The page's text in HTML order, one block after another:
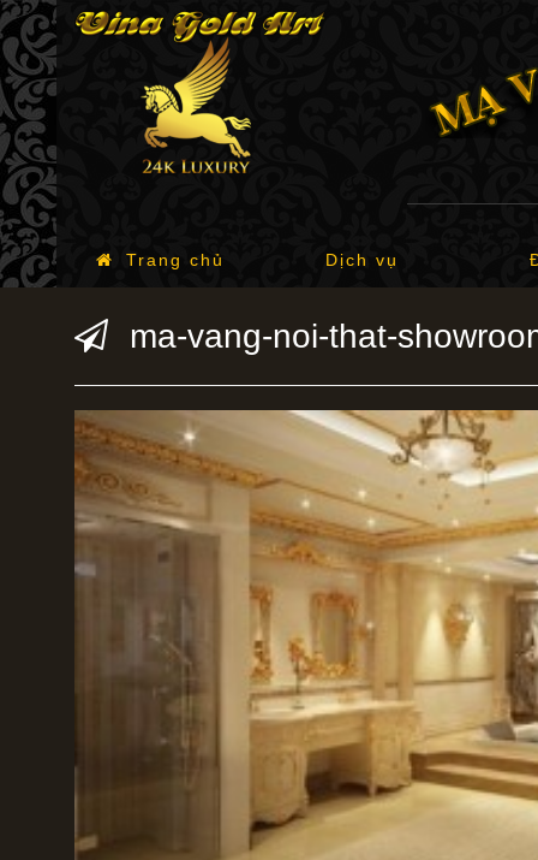
Trang chủ Dịch vụ
ma-vang-noi-that-